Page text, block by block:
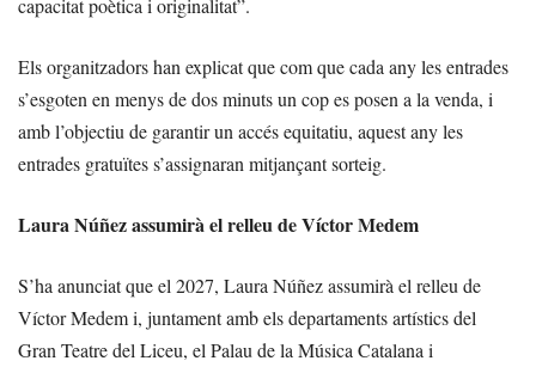
Els organitzadors han explicat que com que cada any les entrades
s’esgoten en menys de dos minuts un cop es posen a la venda, i
amb l’objectiu de garantir un accés equitatiu, aquest any les
entrades gratuïtes s’assignaran mitjançant sorteig.
Laura Núñez assumirà el relleu de Víctor Medem
S’ha anunciat que el 2027, Laura Núñez assumirà el relleu de
Víctor Medem i, juntament amb els departaments artístics del
Gran Teatre del Liceu, el Palau de la Música Catalana i